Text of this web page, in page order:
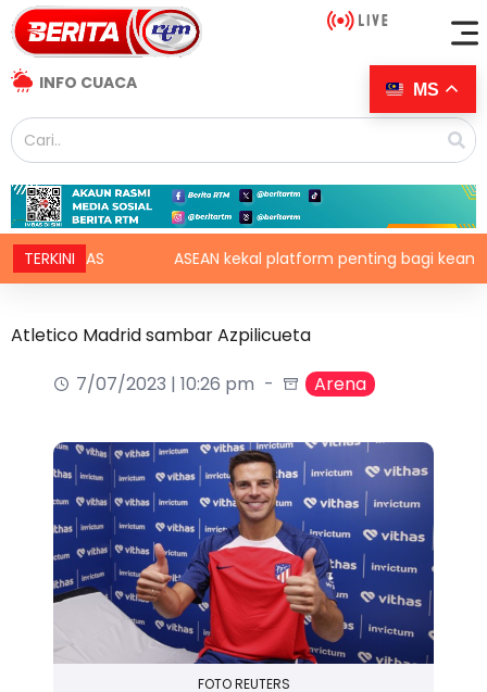
INFO CUACA
TERKINI
AS ASEAN kekal platform penting bagi keamanan,
Atletico Madrid sambar Azpilicueta
7/07/2023 | 10:26 pm
Arena
FOTO REUTERS
MS